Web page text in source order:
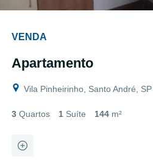
VENDA
Apartamento
Vila Pinheirinho, Santo André, SP
3 Quartos 1 Suíte 144 m²